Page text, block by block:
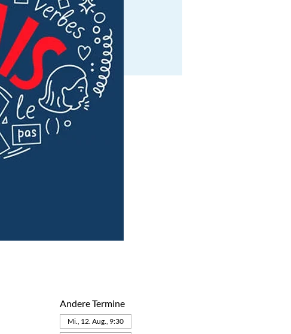
Andere Termine
Mi., 12. Aug., 9:30